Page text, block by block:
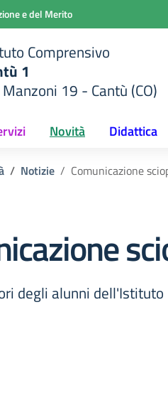
e del Merito
Comprensivo
1
19 - Cantù (CO)
Novità Didattica
Notizie Comunicazione
degli alunni dell'Istituto